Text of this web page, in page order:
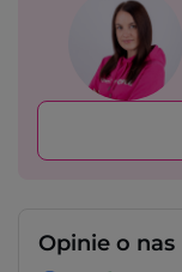
Opinie o nas